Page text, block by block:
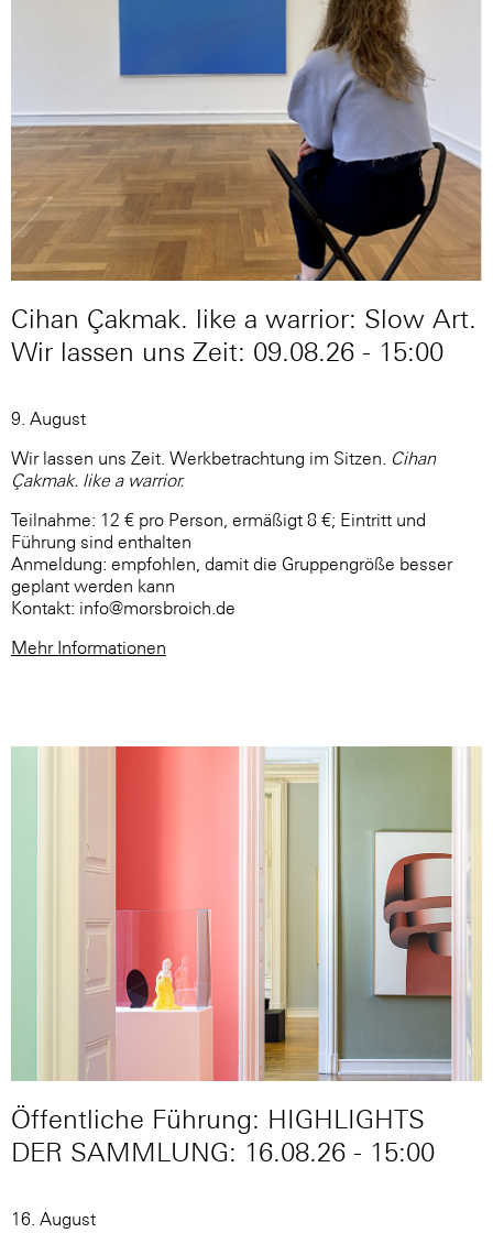
Cihan Çakmak. like a warrior: Slow Art.
Wir lassen uns Zeit: 09.08.26 - 15:00
9. August
Wir lassen uns Zeit. Werkbetrachtung im Sitzen.
Cihan
Çakmak. like a warrior.
Teilnahme: 12 € pro Person, ermäßigt 8 €; Eintritt und
Führung sind enthalten
Anmeldung: empfohlen, damit die Gruppengröße besser
geplant werden kann
Kontakt: info@morsbroich.de
Mehr Informationen
Öffentliche Führung: HIGHLIGHTS
DER SAMMLUNG: 16.08.26 - 15:00
16. August